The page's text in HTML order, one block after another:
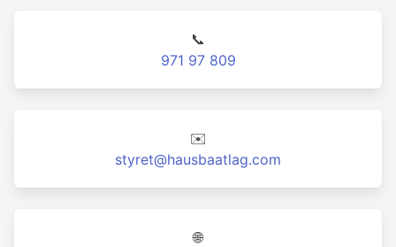
📞
971 97 809
✉️
styret@hausbaatlag.com
🌐